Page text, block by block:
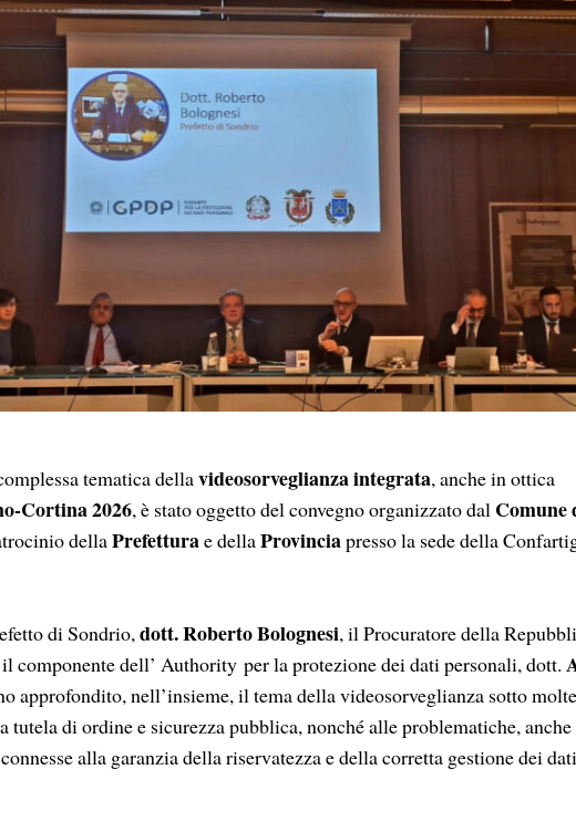
n
k
d
l
r
a
a
i
l
tematica dellavideosorveglianza integrata, anche in ottica
Cortina 2026, è stato oggetto del convegno organizzato dal Comune
dellaPrefetturae dellaProvinciapresso la sede della
di Sondrio,dott. Roberto Bolognesi, il Procuratore della
componente dell’ Authority per la protezione dei dati personali, dott.
approfondito, nell’insieme, il tema della videosorveglianza sotto
tutela di ordine e sicurezza pubblica, nonché alle problematiche, anche
alla garanzia della riservatezza e della corretta gestione dei dati